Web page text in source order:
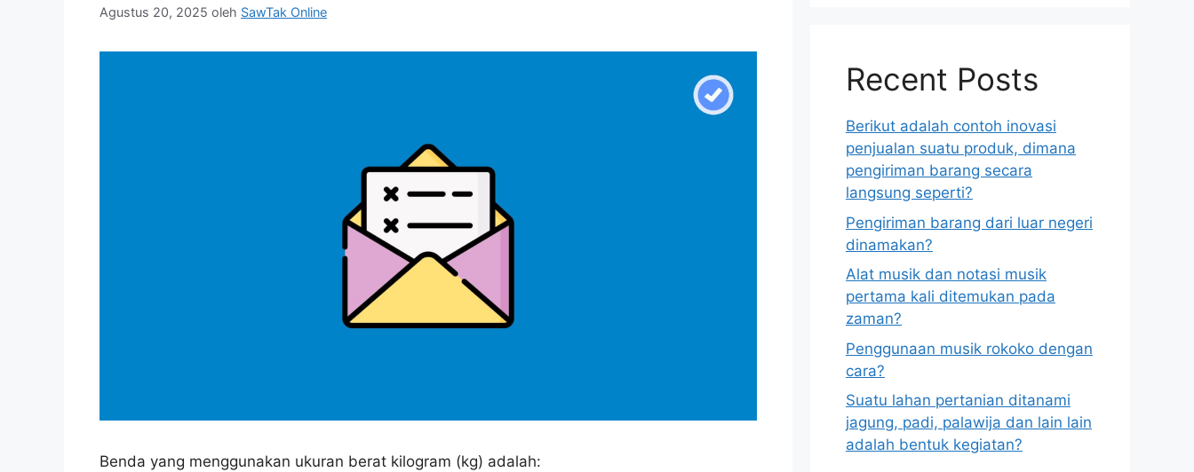
Agustus 20, 2025 oleh SawTak Online
Benda yang menggunakan ukuran berat kilogram (kg) adalah:
Recent Posts
Berikut adalah contoh inovasi
penjualan suatu produk, dimana
pengiriman barang secara
langsung seperti?
Pengiriman barang dari luar negeri
dinamakan?
Alat musik dan notasi musik
pertama kali ditemukan pada
zaman?
Penggunaan musik rokoko dengan
cara?
Suatu lahan pertanian ditanami
jagung, padi, palawija dan lain lain
adalah bentuk kegiatan?